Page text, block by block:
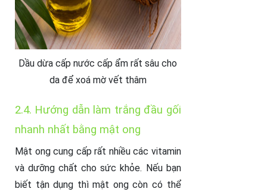
Dầu dừa cấp nước cấp ẩm rất sâu cho
da để xoá mờ vết thâm
2.4. Hướng dẫn làm trắng đầu gối
nhanh nhất bằng mật ong
Mật ong cung cấp rất nhiều các vitamin
và dưỡng chất cho sức khỏe. Nếu bạn
biết tận dụng thì mật ong còn có thể